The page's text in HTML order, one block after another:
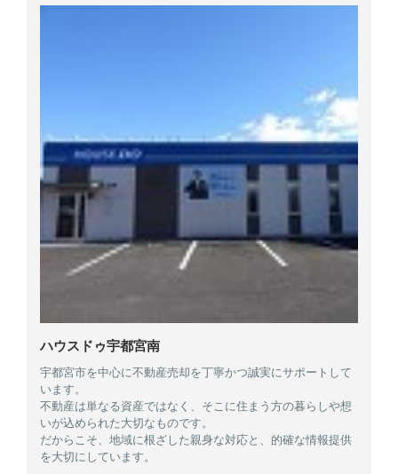
ハウスドゥ宇都宮南
宇都宮市を中心に不動産売却を丁寧かつ誠実にサポートして
います。
不動産は単なる資産ではなく、そこに住まう方の暮らしや想
いが込められた大切なものです。
だからこそ、地域に根ざした親身な対応と、的確な情報提供
を大切にしています。